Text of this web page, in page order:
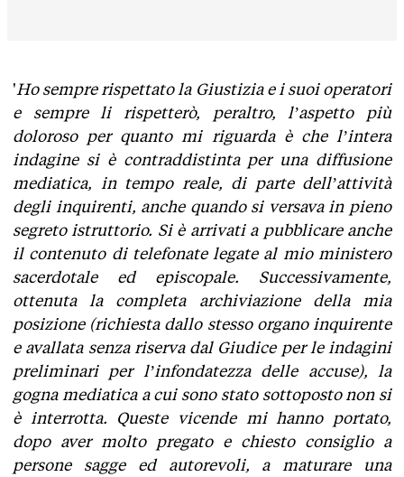
'Ho sempre rispettato la Giustizia e i suoi operatori
e sempre li rispetterò, peraltro, l’aspetto più
doloroso per quanto mi riguarda è che l’intera
indagine si è contraddistinta per una diffusione
mediatica, in tempo reale, di parte dell’attività
degli inquirenti, anche quando si versava in pieno
segreto istruttorio. Si è arrivati a pubblicare anche
il contenuto di telefonate legate al mio ministero
sacerdotale ed episcopale. Successivamente,
ottenuta la completa archiviazione della mia
posizione (richiesta dallo stesso organo inquirente
e avallata senza riserva dal Giudice per le indagini
preliminari per l’infondatezza delle accuse), la
gogna mediatica a cui sono stato sottoposto non si
è interrotta. Queste vicende mi hanno portato,
dopo aver molto pregato e chiesto consiglio a
persone sagge ed autorevoli, a maturare una